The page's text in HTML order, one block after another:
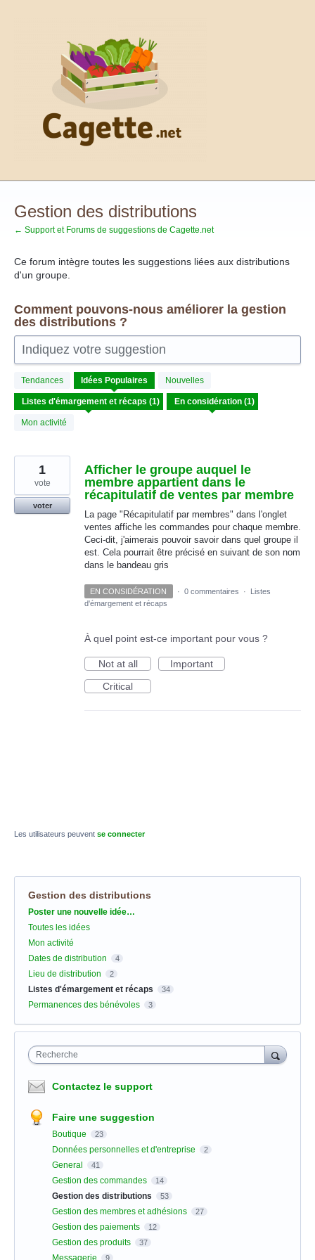
Gestion des distributions
← Support et Forums de suggestions de Cagette.net
Ce forum intègre toutes les suggestions liées aux distributions
d'un groupe.
Comment pouvons-nous améliorer la gestion
des distributions ?
Indiquez votre suggestion
Tendances Idées Populaires Nouvelles
Mon activité
résultat
trouvé
Afficher le groupe auquel le
membre appartient dans le
récapitulatif de ventes par membre
La page "Récapitulatif par membres" dans l'onglet
ventes affiche les commandes pour chaque membre.
Ceci-dit, j'aimerais pouvoir savoir dans quel groupe il
est. Cela pourrait être précisé en suivant de son nom
dans le bandeau gris
1
vote
voter
EN CONSIDÉRATION · 0 commentaires ·
Listes
d'émargement et récaps
À quel point est-ce important pour vous ?
Not at all
Important
Critical
Les utilisateurs peuvent se connecter
Gestion des distributions
Catégories
Poster une nouvelle idée…
Toutes les idées
Mon activité
Dates de distribution
4
Lieu de distribution 2
Listes d'émargement et récaps 34
Permanences des bénévoles 3
Recherche
Contactez le support
Faire une suggestion
Boutique 23
Données personnelles et d'entreprise 2
General 41
Gestion des commandes 14
Gestion des distributions 53
Gestion des membres et adhésions 27
Gestion des paiements 12
Gestion des produits 37
Messagerie 9